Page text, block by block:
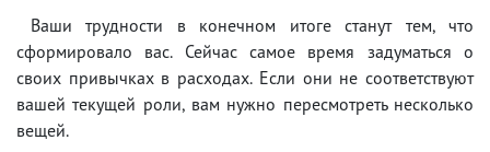
Ваши трудности в конечном итоге станут тем, что
сформировало вас. Сейчас самое время задуматься о
своих привычках в расходах. Если они не соответствуют
вашей текущей роли, вам нужно пересмотреть несколько
вещей.